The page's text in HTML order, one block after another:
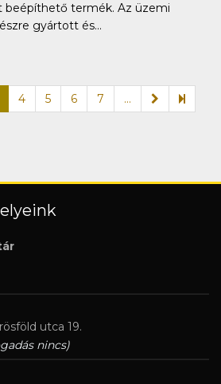
beépíthető termék. Az üzemi
gyártott és...
4 5 6 7 ...
utca 19.
nincs)